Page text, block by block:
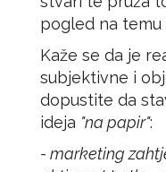
pogled na temu
Kaže se da je
subjektivne i
dopustite da
ideja "na papir":
- marketing